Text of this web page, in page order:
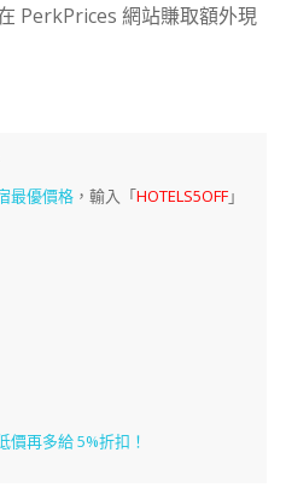
PerkPrices 網站賺取額外現
最優價格，輸入「HOTELS5OFF」
價再多給 5%折扣！